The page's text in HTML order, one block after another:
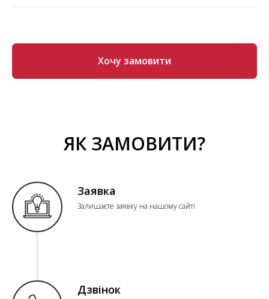
Хочу замовити
ЯК ЗАМОВИТИ?
Заявка
Залишаєте заявку на нашому сайті
Дзвінок